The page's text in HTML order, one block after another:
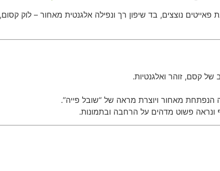
נוצצים, בד שיפון רך ונפילה אלגנטית מאחור – לוק
קסם, זוהר ואלגנטיות.
הנפתחת מאחור ויוצרת מראה של “שובל פייה”.
פשוט מדהים על הרחבה ובתמונות.